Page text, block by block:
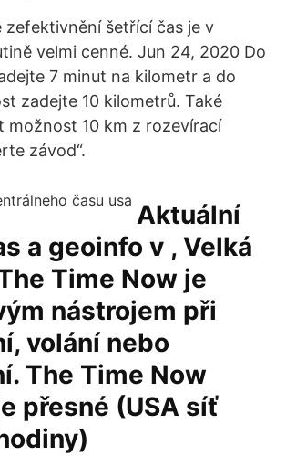
zefektivnění šetřící čas je v
velmi cenné. Jun 24, 2020 Do
7 minut na kilometr a do
zadejte 10 kilometrů. Také
možnost 10 km z rozevírací
závod“.
Aktuální
a geoinfo v , Velká
Time Now je
nástrojem při
volání nebo
The Time Now
přesné (USA síť